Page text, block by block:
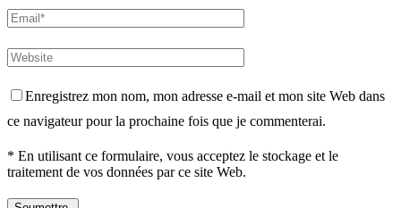
Enregistrez mon nom, mon adresse e-mail et mon site Web dans
ce navigateur pour la prochaine fois que je commenterai.
* En utilisant ce formulaire, vous acceptez le stockage et le
traitement de vos données par ce site Web.